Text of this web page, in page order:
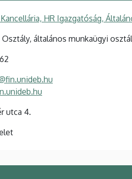
HR Igazgatóság,
általános munkaügyi
utca 4.